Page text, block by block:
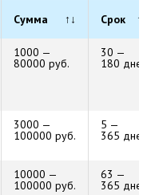
Сумма ↑↓ Срок ↑↓
1000 —
80000 руб.
30 —
180 дней
3000 —
100000 руб.
5 —
365 дней
10000 —
100000 руб.
63 —
365 дней